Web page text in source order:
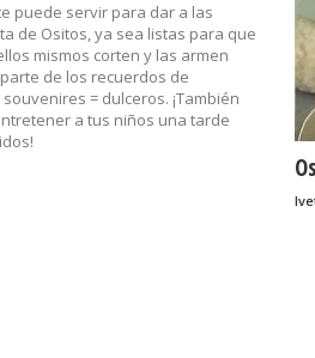
puede servir para dar a las
de Ositos, ya sea listas para que
mismos corten y las armen
de los recuerdos de
= dulceros. ¡También
a tus niños una tarde